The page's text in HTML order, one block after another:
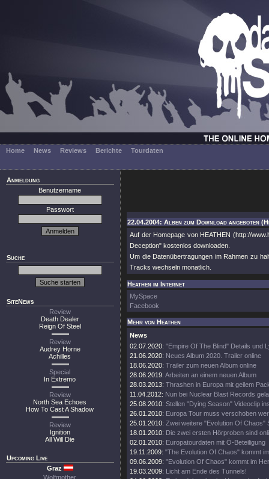
Home News Reviews Berichte Tourdaten
Anmeldung
Benutzername
Passwort
Suche
SiteNews
Review
Death Dealer
Reign Of Steel
Review
Audrey Horne
Achilles
Special
In Extremo
Review
North Sea Echoes
How To Cast A Shadow
Review
Ignition
All Will Die
Upcoming Live
Graz
Wolfmother
22.04.2004: Alben zum Download angeboten
Auf der Homepage von HEATHEN (http://
Deception" kostenlos downloaden.
Um die Datenübertragungen im Rahmen zu
Tracks wechseln monatlich.
Heathen im Internet
MySpace
Facebook
Mehr von Heathen
News
02.07.2020: "Empire Of The Blind" Details und
21.06.2020: Neues Album 2020. Trailer online
18.06.2020: Trailer zum neuen Album online
28.06.2019: Arbeiten an einem neuen Album
28.03.2013: Thrashen in Europa mit geilem
11.04.2012: Nun bei Nuclear Blast Records
25.08.2010: Stellen "Dying Season" Videoclip
26.01.2010: Europa Tour muss verschoben
25.01.2010: Zwei weitere "Evolution Of Chaos"
18.01.2010: Die zwei ersten Hörproben sind
02.01.2010: Europatourdaten mit Ö-Beteiligung
19.11.2009: "The Evolution Of Chaos" kommt
09.06.2009: "Evolution Of Chaos" kommt im
19.03.2009: Licht am Ende des Tunnels!